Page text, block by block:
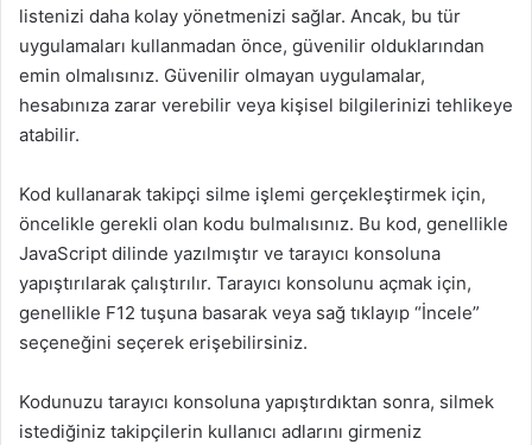
listenizi daha kolay yönetmenizi sağlar. Ancak, bu tür
uygulamaları kullanmadan önce, güvenilir olduklarından
emin olmalısınız. Güvenilir olmayan uygulamalar,
hesabınıza zarar verebilir veya kişisel bilgilerinizi tehlikeye
atabilir.
Kod kullanarak takipçi silme işlemi gerçekleştirmek için,
öncelikle gerekli olan kodu bulmalısınız. Bu kod, genellikle
JavaScript dilinde yazılmıştır ve tarayıcı konsoluna
yapıştırılarak çalıştırılır. Tarayıcı konsolunu açmak için,
genellikle F12 tuşuna basarak veya sağ tıklayıp “İncele”
seçeneğini seçerek erişebilirsiniz.
Kodunuzu tarayıcı konsoluna yapıştırdıktan sonra, silmek
istediğiniz takipçilerin kullanıcı adlarını girmeniz